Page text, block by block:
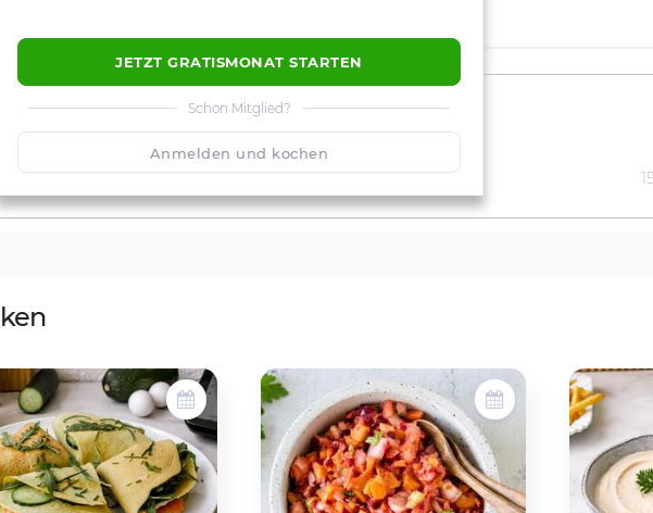
JETZT GRATISMONAT STARTEN
Schon Mitglied?
Anmelden und kochen